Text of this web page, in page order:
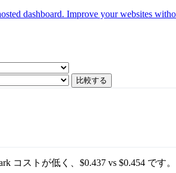
dashboard. Improve your websites
比較する
コストが低く、 $0.437 vs $0.454 です。